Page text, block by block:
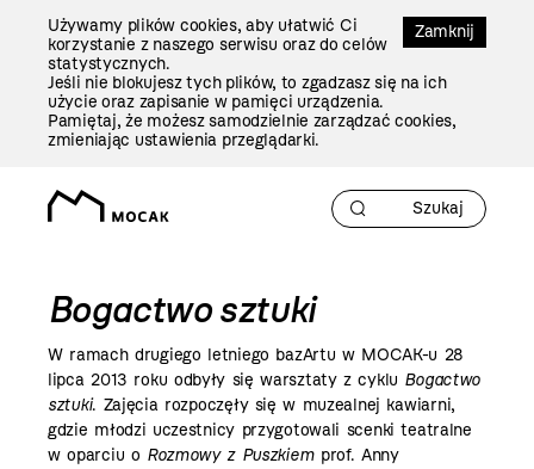
Zamknij
Używamy plików cookies, aby ułatwić Ci
korzystanie z naszego serwisu oraz do celów
statystycznych.
Jeśli nie blokujesz tych plików, to zgadzasz się na ich
użycie oraz zapisanie w pamięci urządzenia.
Pamiętaj, że możesz samodzielnie zarządzać cookies,
zmieniając ustawienia przeglądarki.
Bogactwo sztuki
W ramach drugiego letniego bazArtu w MOCAK-u 28
lipca 2013 roku odbyły się warsztaty z cyklu Bogactwo
sztuki. Zajęcia rozpoczęły się w muzealnej kawiarni,
gdzie młodzi uczestnicy przygotowali scenki teatralne
w oparciu o Rozmowy z Puszkiemprof. Anny